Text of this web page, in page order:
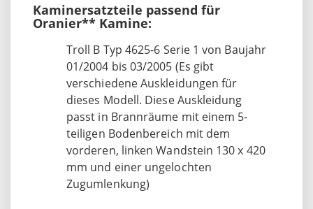
Kaminersatzteile passend für
Oranier** Kamine:
Troll B Typ 4625-6 Serie 1 von Baujahr
01/2004 bis 03/2005 (Es gibt
verschiedene Auskleidungen für
dieses Modell. Diese Auskleidung
passt in Brannräume mit einem 5-
teiligen Bodenbereich mit dem
vorderen, linken Wandstein 130 x 420
mm und einer ungelochten
Zugumlenkung)